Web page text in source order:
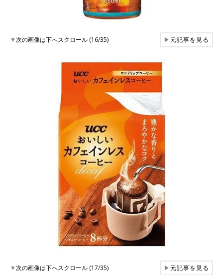
▼次の画像は下へスクロール (16/35) ▶元記事を見る
▼次の画像は下へスクロール (17/35) ▶元記事を見る